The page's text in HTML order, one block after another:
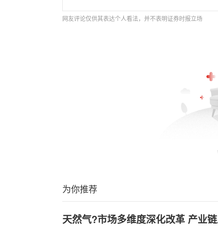
网友评论仅供其表达个人看法，并不表明证券时报立场
为你推荐
天然气?市场多维度深化改革 产业